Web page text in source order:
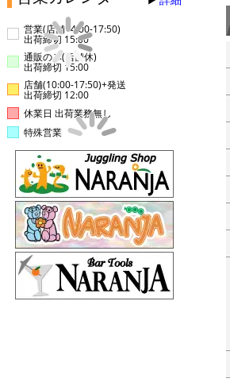
営業(店舗14:00-17:50)
出荷締切 15:00
通販のみ(店舗休)
出荷締切 15:00
店舗(10:00-17:50)+発送
出荷締切 12:00
休業日 出荷業務無し
特殊営業